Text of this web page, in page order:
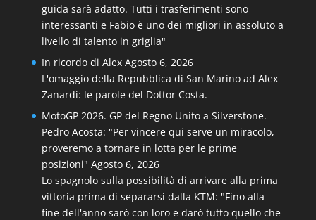
guida sarà adatto. Tutti i trasferimenti sono
interessanti e Fabio è uno dei migliori in assoluto a
livello di talento in griglia"
In ricordo di Alex Agosto 6, 2026
L'omaggio della Repubblica di San Marino ad Alex
Zanardi: le parole del Dottor Costa.
MotoGP 2026. GP del Regno Unito a Silverstone.
Pedro Acosta: "Per vincere qui serve un miracolo,
proveremo a tornare in lotta per le prime
posizioni" Agosto 6, 2026
Lo spagnolo sulla possibilità di arrivare alla prima
vittoria prima di separarsi dalla KTM: "Fino alla
fine dell'anno sarò con loro e darò tutto quello che